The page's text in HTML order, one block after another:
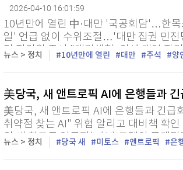
2026-04-10 16:01:59
10년만에 열린 中·대만 '국공회담'…한
일' 언급 없이 수위조절…'대만 집권 민
당 정리원 주석 "대만해협, 외세 개입 장
종구 정성조 특파원 = 시진핑 중국...
뉴스 > 정치 10년만에 열린 대만 주석 양
美당국, 새 앤트로픽 AI에 은행들과
美당국, 새 앤트로픽 AI에 은행들과 긴급
취약점 찾는 AI" 위험 알리고 대비책 확
의 새 최고급 인공지능(AI) 모델이 공개
긴급 소집해 대책 회의를 열었다고 블룸
뉴스 > 정치 당국 새 미토스 앤트로픽 은